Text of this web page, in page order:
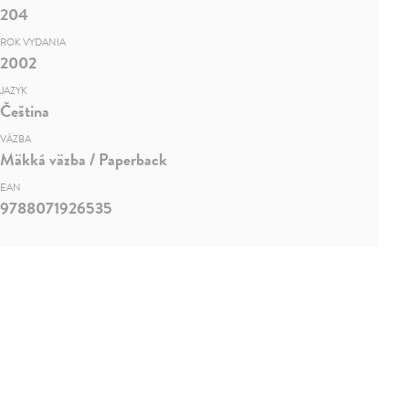
204
ROK VYDANIA
2002
JAZYK
Čeština
VÄZBA
Mäkká väzba / Paperback
EAN
9788071926535